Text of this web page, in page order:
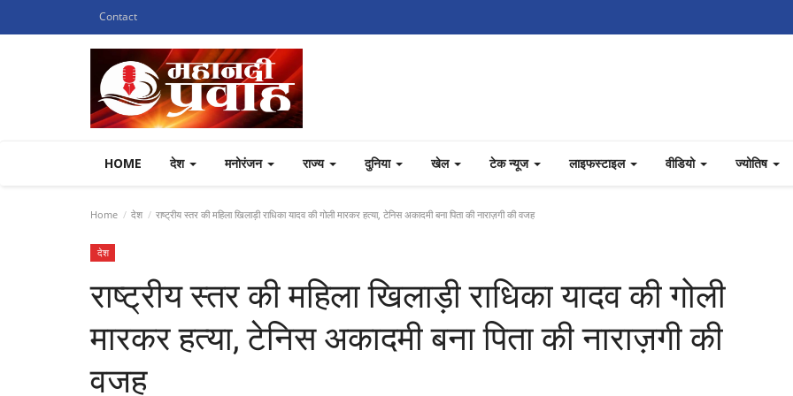
Contact
HOME देश मनोरंजन राज्य दुनिया खेल टेक न्यूज लाइफस्टाइल वीडियो ज्योतिष
Home देश राष्ट्रीय स्तर की महिला खिलाड़ी राधिका यादव की गोली मारकर हत्या, टेनिस अकादमी बना पिता की नाराज़गी की वजह
देश
राष्ट्रीय स्तर की महिला खिलाड़ी राधिका यादव की गोली
मारकर हत्या, टेनिस अकादमी बना पिता की नाराज़गी की
वजह